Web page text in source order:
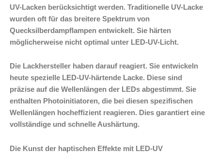
UV-Lacken berücksichtigt werden. Traditionelle UV-Lacke
wurden oft für das breitere Spektrum von
Quecksilberdampflampen entwickelt. Sie härten
möglicherweise nicht optimal unter LED-UV-Licht.
Die Lackhersteller haben darauf reagiert. Sie entwickeln
heute spezielle LED-UV-härtende Lacke. Diese sind
präzise auf die Wellenlängen der LEDs abgestimmt. Sie
enthalten Photoinitiatoren, die bei diesen spezifischen
Wellenlängen hocheffizient reagieren. Dies garantiert eine
vollständige und schnelle Aushärtung.
Die Kunst der haptischen Effekte mit LED-UV